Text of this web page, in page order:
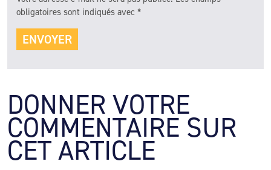
obligatoires sont indiqués avec *
DONNER VOTRE
COMMENTAIRE SUR
CET ARTICLE